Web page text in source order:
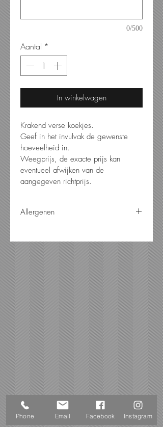
0/500
Aantal *
In winkelwagen
Krakend verse koekjes.
Geef in het invulvak de gewenste
hoeveelheid in.
Weegprijs, de exacte prijs kan
eventueel afwijken van de
aangegeven richtprijs.
Allergenen
Phone Email Facebook Instagram